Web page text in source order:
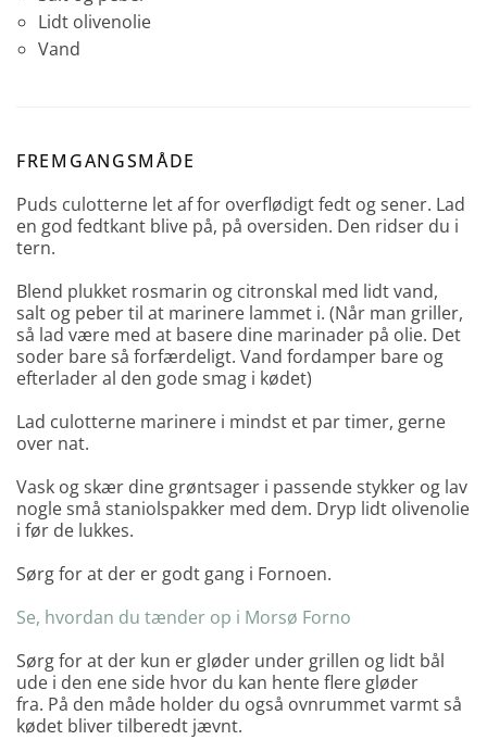
Lidt olivenolie
Vand
FREMGANGSMÅDE
Puds culotterne let af for overflødigt fedt og sener. Lad
en god fedtkant blive på, på oversiden. Den ridser du i
tern.
Blend plukket rosmarin og citronskal med lidt vand,
salt og peber til at marinere lammet i. (Når man griller,
så lad være med at basere dine marinader på olie. Det
soder bare så forfærdeligt. Vand fordamper bare og
efterlader al den gode smag i kødet)
Lad culotterne marinere i mindst et par timer, gerne
over nat.
Vask og skær dine grøntsager i passende stykker og lav
nogle små staniolspakker med dem. Dryp lidt olivenolie
i før de lukkes.
Sørg for at der er godt gang i Fornoen.
Se, hvordan du tænder op i Morsø Forno
Sørg for at der kun er gløder under grillen og lidt bål
ude i den ene side hvor du kan hente flere gløder
fra. På den måde holder du også ovnrummet varmt så
kødet bliver tilberedt jævnt.